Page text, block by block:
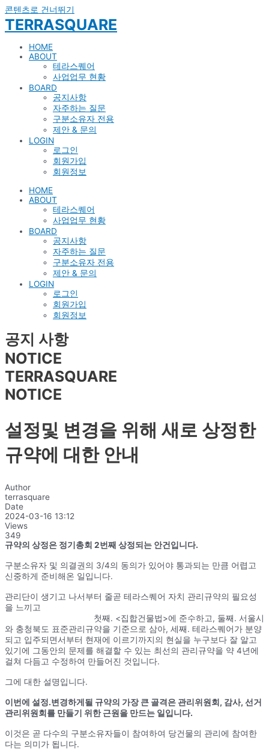
콘텐츠로 건너뛰기
TERRASQUARE
HOME
ABOUT
테라스퀘어
사업업무 현황
BOARD
공지사항
자주하는 질문
구분소유자 전용
제안 & 문의
LOGIN
로그인
회원가입
회원정보
HOME
ABOUT
테라스퀘어
사업업무 현황
BOARD
공지사항
자주하는 질문
구분소유자 전용
제안 & 문의
LOGIN
로그인
회원가입
회원정보
공지 사항
NOTICE
TERRASQUARE
NOTICE
설정및 변경을 위해 새로 상정한
규약에 대한 안내
Author
terrasquare
Date
2024-03-16 13:12
Views
349
규약의 상정은 정기총회 2번째 상정되는 안건입니다.
구분소유자 및 의결권의 3/4의 동의가 있어야 통과되는 만큼 어렵고
신중하게 준비해온 일입니다.
관리단이 생기고 나서부터 줄곧 테라스퀘어 자치 관리규약의 필요성
을 느끼고
첫째. <집합건물법>에 준수하고, 둘째. 서울시
와 충청북도 표준관리규약을 기준으로 삼아, 세째. 테라스퀘어가 분양
되고 입주되면서부터 현재에 이르기까지의 현실을 누구보다 잘 알고
있기에 그동안의 문제를 해결할 수 있는 최선의 관리규약을 약 4년에
걸쳐 다듬고 수정하여 만들어진 것입니다.
그에 대한 설명입니다.
이번에 설정.변경하게될 규약의 가장 큰 골격은 관리위원회, 감사, 선거
관리위원회를 만들기 위한 근원을 만드는 일입니다.
이것은 곧 다수의 구분소유자들이 참여하여 당건물의 관리에 참여한
다는 의미가 됩니다.